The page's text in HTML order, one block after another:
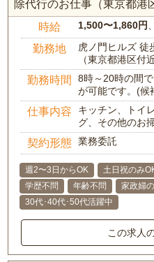
除代行のお仕事（東京都港
時給 1,500〜1,860円
勤務地
虎ノ門ヒルズ 徒
（東京都港区付近
勤務時間
8時～20時の間
が可能です。(候
仕事内容
キッチン、トイ
グ、その他のお
契約形態 業務委託
週2〜3日からOK 土日祝のみ
学歴不問
年齢不問 家政婦
30代･40代･50代活躍中
この求人